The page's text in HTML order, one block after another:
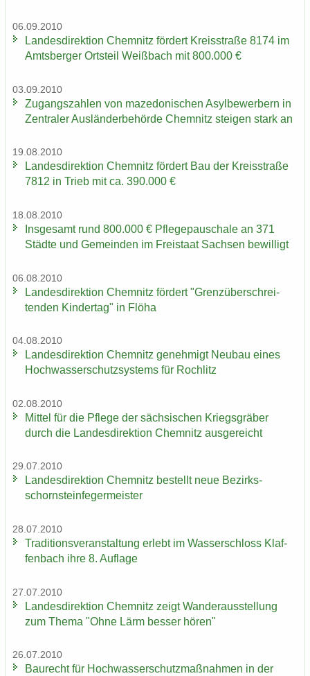
06.09.2010
Lan­des­di­rek­ti­on Chem­nitz för­dert Kreis­stra­ße 8174 im
Amts­ber­ger Orts­teil Weiß­bach mit 800.000 €
03.09.2010
Zu­gangs­zah­len von ma­ze­do­ni­schen Asyl­be­wer­bern in
Zen­tra­ler Aus­län­der­be­hör­de Chem­nitz stei­gen stark an
19.08.2010
Lan­des­di­rek­ti­on Chem­nitz för­dert Bau der Kreis­stra­ße
7812 in Trieb mit ca. 390.000 €
18.08.2010
Ins­ge­samt rund 800.000 € Pfle­ge­pau­scha­le an 371
Städ­te und Ge­mein­den im Frei­staat Sach­sen be­wil­ligt
06.08.2010
Lan­des­di­rek­ti­on Chem­nitz för­dert "Grenz­über­schrei­
ten­den Kin­der­tag" in Flöha
04.08.2010
Lan­des­di­rek­ti­on Chem­nitz ge­neh­migt Neu­bau eines
Hoch­was­ser­schutz­sys­tems für Roch­litz
02.08.2010
Mit­tel für die Pfle­ge der säch­si­schen Kriegs­grä­ber
durch die Lan­des­di­rek­ti­on Chem­nitz aus­ge­reicht
29.07.2010
Lan­des­di­rek­ti­on Chem­nitz be­stellt neue Be­zirks­
schorn­stein­fe­ger­meis­ter
28.07.2010
Tra­di­ti­ons­ver­an­stal­tung er­lebt im Was­ser­schloss Klaf­
fen­bach ihre 8. Auf­la­ge
27.07.2010
Lan­des­di­rek­ti­on Chem­nitz zeigt Wan­der­aus­stel­lung
zum Thema "Ohne Lärm bes­ser hören"
26.07.2010
Bau­recht für Hoch­was­ser­schutz­maß­nah­men in der